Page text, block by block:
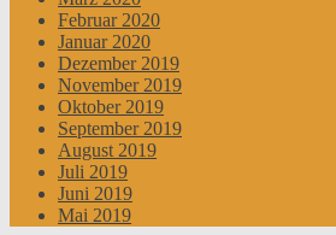
Februar 2020
Januar 2020
Dezember 2019
November 2019
Oktober 2019
September 2019
August 2019
Juli 2019
Juni 2019
Mai 2019